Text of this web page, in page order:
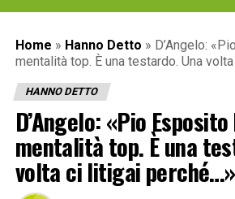
Home » Hanno Detto » D’Angelo:
mentalità top. È una testardo. Una
HANNO DETTO
D’Angelo: «Pio Esposito
mentalità top. È una
volta ci litigai perché…»